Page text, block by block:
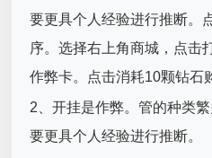
要更具个人经验进行推断。
序。选择右上角商城，点击
作弊卡。点击消耗10颗钻石
2、开挂是作弊。管的种类
要更具个人经验进行推断。